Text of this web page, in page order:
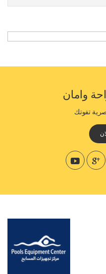
وامان
تفوتك